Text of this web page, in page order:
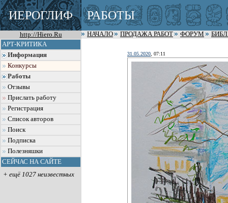
ИЕРОГЛИФ РАБОТЫ
http://Hiero.Ru НАЧАЛО ПРОДАЖА РАБОТ ФОРУМ
АРТ-КРИТИКА
Информация
Конкурсы
Работы
Отзывы
Прислать работу
Регистрация
Список авторов
Поиск
Подписка
Полезняшки
СЕЙЧАС НА САЙТЕ
+ ещё 1027 неизвестных
31.05.2020 , 07:11